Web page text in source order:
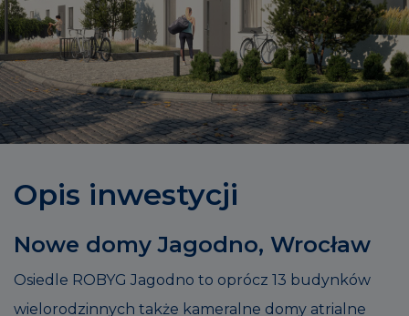
Opis inwestycji
Nowe domy Jagodno, Wrocław
Osiedle ROBYG Jagodno to oprócz 13 budynków
wielorodzinnych także kameralne domy atrialne